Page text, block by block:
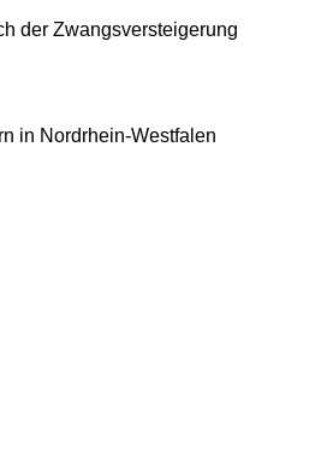
der Zwangsversteigerung
in Nordrhein-Westfalen